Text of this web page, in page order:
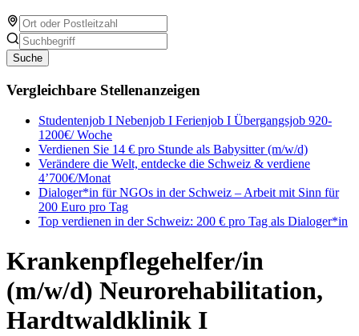
Suche
Vergleichbare Stellenanzeigen
Studentenjob I Nebenjob I Ferienjob I Übergangsjob 920-
1200€/ Woche
Verdienen Sie 14 € pro Stunde als Babysitter (m/w/d)
Verändere die Welt, entdecke die Schweiz & verdiene
4’700€/Monat
Dialoger*in für NGOs in der Schweiz – Arbeit mit Sinn für
200 Euro pro Tag
Top verdienen in der Schweiz: 200 € pro Tag als Dialoger*in
Krankenpflegehelfer/in
(m/w/d) Neurorehabilitation,
Hardtwaldklinik I